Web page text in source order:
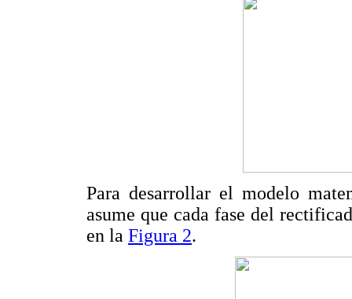
Para desarrollar el modelo
asume que cada fase del
en la Figura 2.